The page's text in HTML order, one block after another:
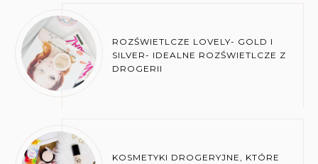
ROZŚWIETLCZE LOVELY- GOLD I
SILVER- IDEALNE ROZŚWIETLCZE Z
DROGERII
KOSMETYKI DROGERYJNE, KTÓRE